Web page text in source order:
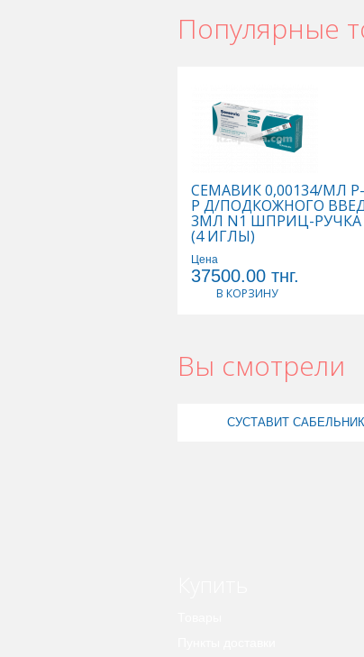
Популярные
СЕМАВИК 0,00134/МЛ Р-
Р Д/ПОДКОЖНОГО
3МЛ N1 ШПРИЦ-РУЧКА
(4 ИГЛЫ)
Цена
37500.00 тнг.
В КОРЗИНУ
Вы смотрели